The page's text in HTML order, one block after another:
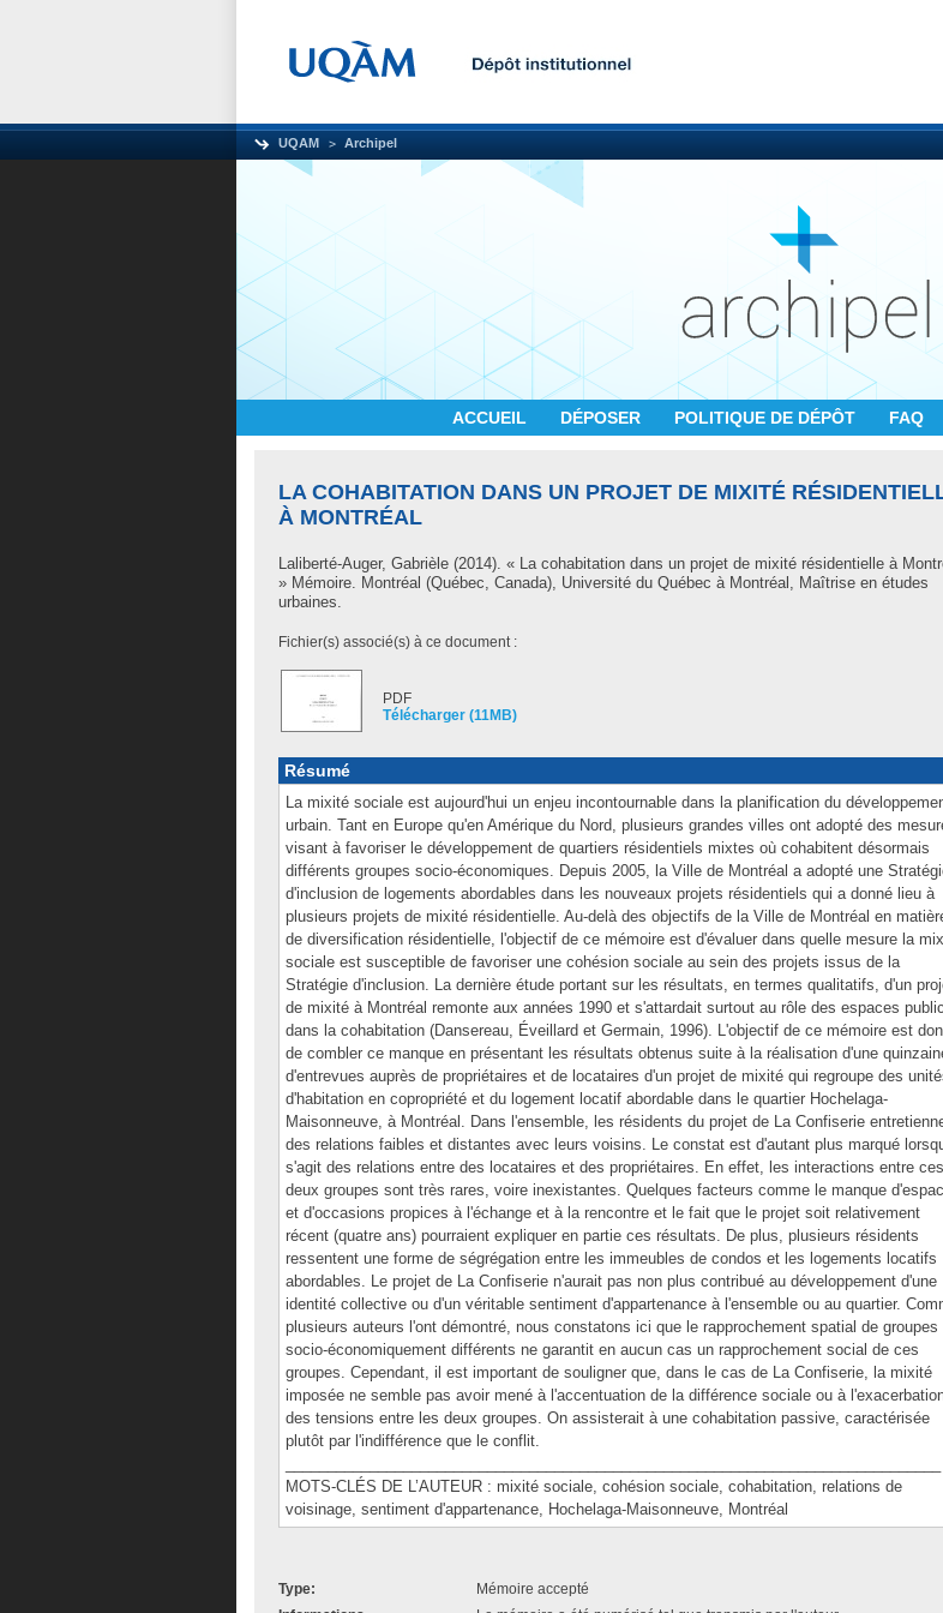
UQAM Archipel
ACCUEIL DÉPOSER POLITIQUE DE DÉPÔT FAQ
LA COHABITATION DANS UN PROJET DE MIXITÉ
À MONTRÉAL
Laliberté-Auger, Gabrièle (2014). « La cohabitation dans un projet de mixité résidentielle à
» Mémoire. Montréal (Québec, Canada), Université du Québec à Montréal, Maîtrise en études
urbaines.
Fichier(s) associé(s) à ce document :
PDF
Télécharger (11MB)
Résumé
La mixité sociale est aujourd'hui un enjeu incontournable dans la planification du
urbain. Tant en Europe qu'en Amérique du Nord, plusieurs grandes villes ont adopté des
visant à favoriser le développement de quartiers résidentiels mixtes où cohabitent désormais
différents groupes socio-économiques. Depuis 2005, la Ville de Montréal a adopté une
d'inclusion de logements abordables dans les nouveaux projets résidentiels qui a donné lieu à
plusieurs projets de mixité résidentielle. Au-delà des objectifs de la Ville de Montréal en
de diversification résidentielle, l'objectif de ce mémoire est d'évaluer dans quelle mesure la
sociale est susceptible de favoriser une cohésion sociale au sein des projets issus de la
Stratégie d'inclusion. La dernière étude portant sur les résultats, en termes qualitatifs, d'un
de mixité à Montréal remonte aux années 1990 et s'attardait surtout au rôle des espaces
dans la cohabitation (Dansereau, Éveillard et Germain, 1996). L'objectif de ce mémoire est
de combler ce manque en présentant les résultats obtenus suite à la réalisation d'une
d'entrevues auprès de propriétaires et de locataires d'un projet de mixité qui regroupe des
d'habitation en copropriété et du logement locatif abordable dans le quartier Hochelaga-
Maisonneuve, à Montréal. Dans l'ensemble, les résidents du projet de La Confiserie
des relations faibles et distantes avec leurs voisins. Le constat est d'autant plus marqué
s'agit des relations entre des locataires et des propriétaires. En effet, les interactions entre ces
deux groupes sont très rares, voire inexistantes. Quelques facteurs comme le manque
et d'occasions propices à l'échange et à la rencontre et le fait que le projet soit relativement
récent (quatre ans) pourraient expliquer en partie ces résultats. De plus, plusieurs résidents
ressentent une forme de ségrégation entre les immeubles de condos et les logements locatifs
abordables. Le projet de La Confiserie n'aurait pas non plus contribué au développement d'une
identité collective ou d'un véritable sentiment d'appartenance à l'ensemble ou au quartier.
plusieurs auteurs l'ont démontré, nous constatons ici que le rapprochement spatial de groupes
socio-économiquement différents ne garantit en aucun cas un rapprochement social de ces
groupes. Cependant, il est important de souligner que, dans le cas de La Confiserie, la mixité
imposée ne semble pas avoir mené à l'accentuation de la différence sociale ou à
des tensions entre les deux groupes. On assisterait à une cohabitation passive, caractérisée
plutôt par l'indifférence que le conflit.
MOTS-CLÉS DE L’AUTEUR : mixité sociale, cohésion sociale, cohabitation, relations de
voisinage, sentiment d'appartenance, Hochelaga-Maisonneuve, Montréal
Type:
Mémoire accepté